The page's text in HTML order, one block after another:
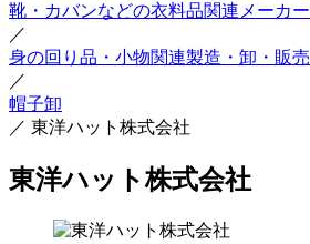
靴・カバンなどの衣料品関連メーカー
／
身の回り品・小物関連製造・卸・販売
／
帽子卸
／ 東洋ハット株式会社
東洋ハット株式会社